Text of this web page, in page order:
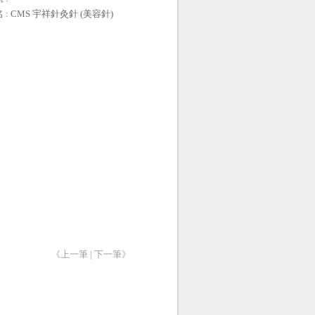
: CMS 宇祥針灸針 (美容針)
《上一筆 | 下一筆》